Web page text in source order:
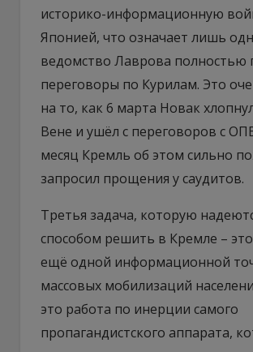
историко-информационную
Японией, что означает лишь
ведомство Лаврова полностью
переговоры по Курилам. Это
на то, как 6 марта Новак
Вене и ушёл с переговоров с
месяц Кремль об этом сильно
запросил прощения у саудитов.
Третья задача, которую
способом решить в Кремле –
ещё одной информационной
массовых мобилизаций
это работа по инерции самого
пропагандистского аппарата,